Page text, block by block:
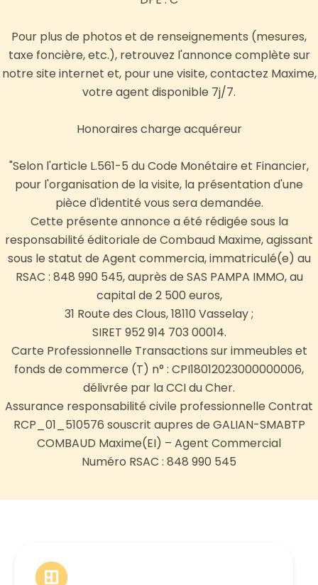
Pour plus de photos et de renseignements (mesures,
taxe foncière, etc.), retrouvez l'annonce complète sur
notre site internet et, pour une visite, contactez Maxime,
votre agent disponible 7j/7.
Honoraires charge acquéreur
"Selon l'article L.561-5 du Code Monétaire et Financier,
pour l'organisation de la visite, la présentation d'une
pièce d'identité vous sera demandée.
Cette présente annonce a été rédigée sous la
responsabilité éditoriale de Combaud Maxime, agissant
sous le statut de Agent commercia, immatriculé(e) au
RSAC : 848 990 545, auprès de SAS PAMPA IMMO, au
capital de 2 500 euros,
31 Route des Clous, 18110 Vasselay ;
SIRET 952 914 703 00014.
Carte Professionnelle Transactions sur immeubles et
fonds de commerce (T) n° : CPI18012023000000006,
délivrée par la CCI du Cher.
Assurance responsabilité civile professionnelle Contrat
RCP_01_510576 souscrit aupres de GALIAN-SMABTP
COMBAUD Maxime(EI) – Agent Commercial
Numéro RSAC : 848 990 545